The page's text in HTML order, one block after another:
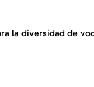
la diversidad de